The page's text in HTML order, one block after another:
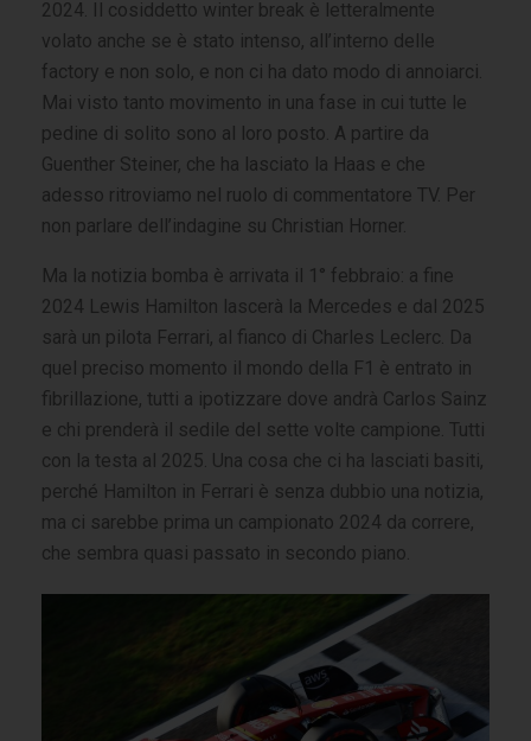
2024. Il cosiddetto winter break è letteralmente
volato anche se è stato intenso, all’interno delle
factory e non solo, e non ci ha dato modo di annoiarci.
Mai visto tanto movimento in una fase in cui tutte le
pedine di solito sono al loro posto. A partire da
Guenther Steiner, che ha lasciato la Haas e che
adesso ritroviamo nel ruolo di commentatore TV. Per
non parlare dell’indagine su Christian Horner.
Ma la notizia bomba è arrivata il 1° febbraio: a fine
2024 Lewis Hamilton lascerà la Mercedes e dal 2025
sarà un pilota Ferrari, al fianco di Charles Leclerc. Da
quel preciso momento il mondo della F1 è entrato in
fibrillazione, tutti a ipotizzare dove andrà Carlos Sainz
e chi prenderà il sedile del sette volte campione. Tutti
con la testa al 2025. Una cosa che ci ha lasciati basiti,
perché Hamilton in Ferrari è senza dubbio una notizia,
ma ci sarebbe prima un campionato 2024 da correre,
che sembra quasi passato in secondo piano.